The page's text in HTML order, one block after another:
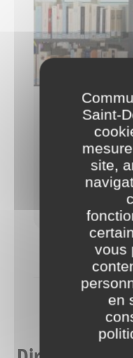
supérieur
La ville de Saint-
formation
établissements
Saint-
site,
vous
en